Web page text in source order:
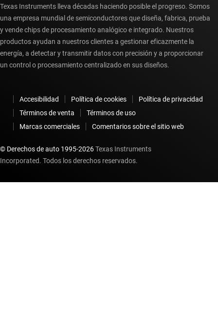
Texas Instruments lleva décadas haciendo posible el progreso. Somos
una empresa mundial de semiconductores que diseña, fabrica, prueba
y vende chips de procesamiento analógico e integrado. Nuestros
productos ayudan a nuestros clientes a gestionar eficazmente la
energía, a detectar y transmitir datos con precisión y a proporcionar
un control o procesamiento centralizado en sus diseños.
Accesibilidad Política de cookies
Política de privacidad
Términos de venta
Términos de uso
Marcas comerciales
Comentarios sobre el sitio web
© Derechos de auto 1995-2026Texas Instruments
Incorporated. Todos los derechos reservados.